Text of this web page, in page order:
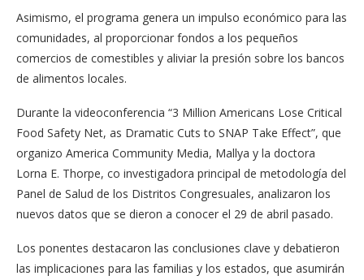
Asimismo, el programa genera un impulso económico para las
comunidades, al proporcionar fondos a los pequeños
comercios de comestibles y aliviar la presión sobre los bancos
de alimentos locales.
Durante la videoconferencia “3 Million Americans Lose Critical
Food Safety Net, as Dramatic Cuts to SNAP Take Effect”, que
organizo America Community Media, Mallya y la doctora
Lorna E. Thorpe, co investigadora principal de metodología del
Panel de Salud de los Distritos Congresuales, analizaron los
nuevos datos que se dieron a conocer el 29 de abril pasado.
Los ponentes destacaron las conclusiones clave y debatieron
las implicaciones para las familias y los estados, que asumirán